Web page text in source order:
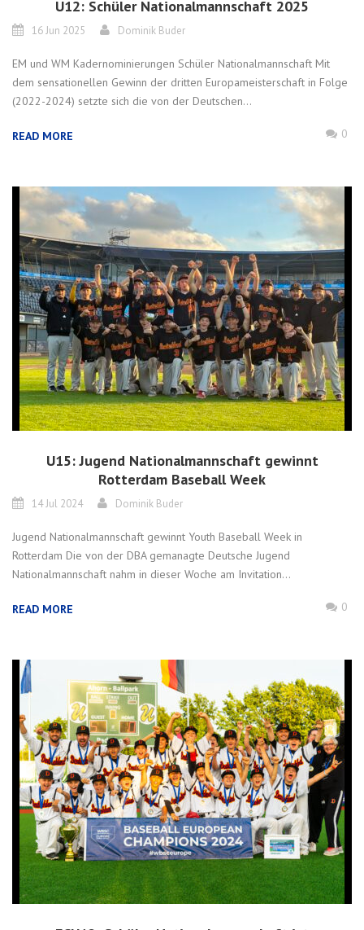
U12: Schüler Nationalmannschaft 2025
16 Jun 2025 Dominik Buder
EM und WM Kadernominierungen Schüler Nationalmannschaft Mit
dem sensationellen Gewinn der dritten Europameisterschaft in Folge
(2022-2024) setzte sich die von der Deutschen...
READ MORE 0
U15: Jugend Nationalmannschaft gewinnt
Rotterdam Baseball Week
14 Jul 2024 Dominik Buder
Jugend Nationalmannschaft gewinnt Youth Baseball Week in
Rotterdam Die von der DBA gemanagte Deutsche Jugend
Nationalmannschaft nahm in dieser Woche am Invitation...
READ MORE 0